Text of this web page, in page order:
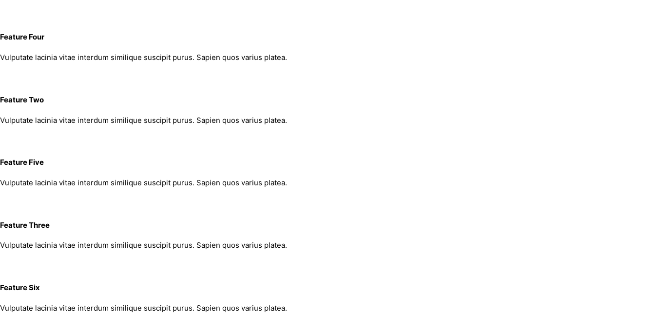
Feature Four
Vulputate lacinia vitae interdum similique suscipit purus. Sapien quos varius platea.
Feature Two
Vulputate lacinia vitae interdum similique suscipit purus. Sapien quos varius platea.
Feature Five
Vulputate lacinia vitae interdum similique suscipit purus. Sapien quos varius platea.
Feature Three
Vulputate lacinia vitae interdum similique suscipit purus. Sapien quos varius platea.
Feature Six
Vulputate lacinia vitae interdum similique suscipit purus. Sapien quos varius platea.